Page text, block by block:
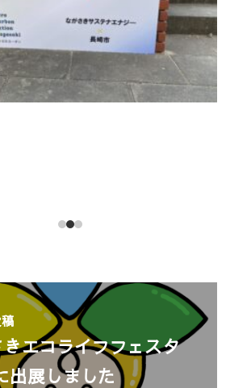
エコライフフェスタ
出展しました